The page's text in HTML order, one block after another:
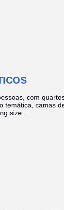
com
temática, camas
size.